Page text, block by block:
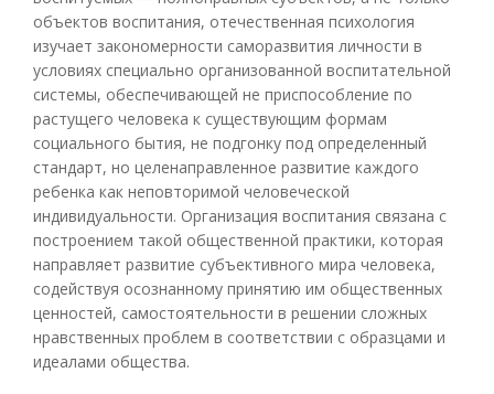
объектов воспитания, отечественная психология
изучает закономерности саморазвития личности в
условиях специально организованной воспитательной
системы, обеспечивающей не приспособление по
растущего человека к существующим формам
социального бытия, не подгонку под определенный
стандарт, но целенаправленное развитие каждого
ребенка как неповторимой человеческой
индивидуальности. Организация воспитания связана с
построением такой общественной практики, которая
направляет развитие субъективного мира человека,
содействуя осознанному принятию им общественных
ценностей, самостоятельности в решении сложных
нравственных проблем в соответствии с образцами и
идеалами общества.